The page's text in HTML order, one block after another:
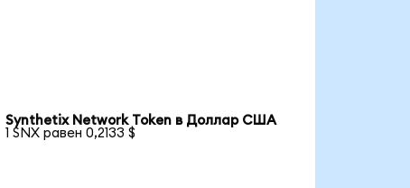
Synthetix Network Token в Доллар США
1 SNX равен 0,2133 $